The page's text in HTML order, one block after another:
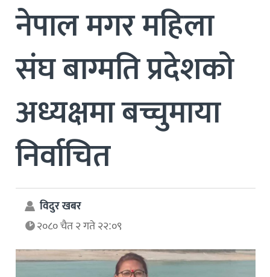
नेपाल मगर महिला
संघ बाग्मति प्रदेशको
अध्यक्षमा बच्चुमाया
निर्वाचित
विदुर खबर
२०८० चैत २ गते २२:०९